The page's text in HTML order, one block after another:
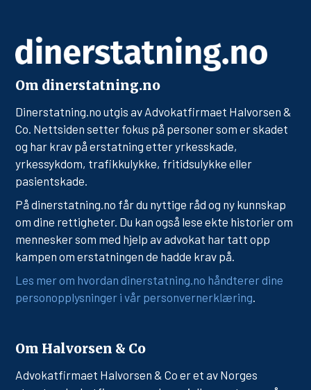
Om dinerstatning.no
Dinerstatning.no utgis av Advokatfirmaet Halvorsen &
Co. Nettsiden setter fokus på personer som er skadet
og har krav på erstatning etter yrkesskade,
yrkessykdom, trafikkulykke, fritidsulykke eller
pasientskade.
På dinerstatning.no får du nyttige råd og ny kunnskap
om dine rettigheter. Du kan også lese ekte historier om
mennesker som med hjelp av advokat har tatt opp
kampen om erstatningen de hadde krav på.
Les mer om hvordan dinerstatning.no håndterer dine
personopplysninger i vår personvernerklæring.
Om Halvorsen & Co
Advokatfirmaet Halvorsen & Co er et av Norges